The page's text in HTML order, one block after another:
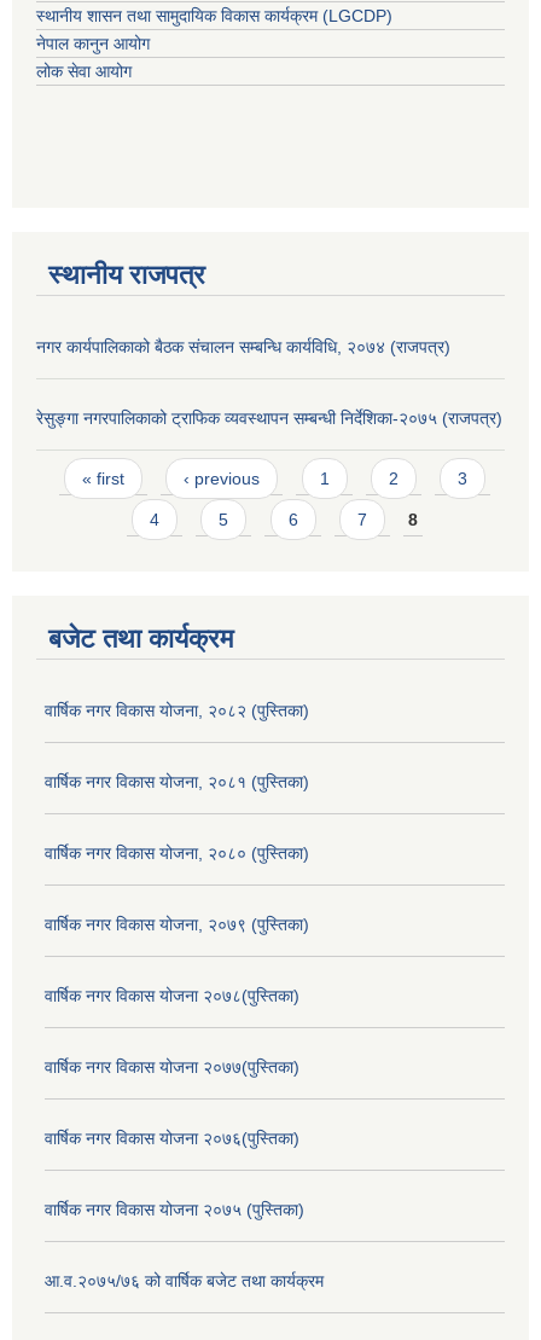
स्थानीय शासन तथा सामुदायिक विकास कार्यक्रम (LGCDP)
नेपाल कानुन आयोग
लोक सेवा आयोग
स्थानीय राजपत्र
नगर कार्यपालिकाको बैठक संचालन सम्बन्धि कार्यविधि, २०७४ (राजपत्र)
रेसुङ्गा नगरपालिकाको ट्राफिक व्यवस्थापन सम्बन्धी निर्देशिका-२०७५ (राजपत्र)
Pages
« first ‹ previous 1 2 3
4 5 6 7 8
बजेट तथा कार्यक्रम
वार्षिक नगर विकास योजना, २०८२ (पुस्तिका)
वार्षिक नगर विकास योजना, २०८१ (पुस्तिका)
वार्षिक नगर विकास योजना, २०८० (पुस्तिका)
वार्षिक नगर विकास योजना, २०७९ (पुस्तिका)
वार्षिक नगर विकास योजना २०७८(पुस्तिका)
वार्षिक नगर विकास योजना २०७७(पुस्तिका)
वार्षिक नगर विकास योजना २०७६(पुस्तिका)
वार्षिक नगर विकास योजना २०७५ (पुस्तिका)
आ.व.२०७५/७६ को वार्षिक बजेट तथा कार्यक्रम